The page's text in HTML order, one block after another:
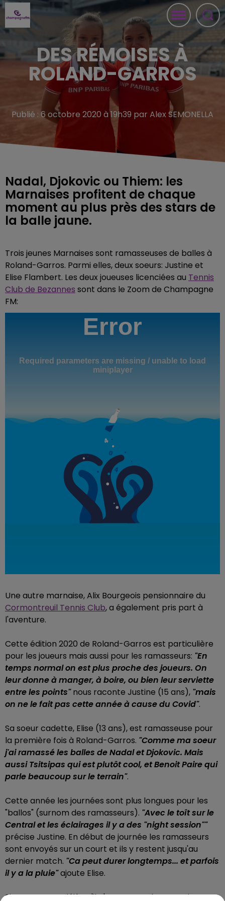
DES RÉMOISES À
ROLAND-GARROS
Publié : 6 octobre 2020 à 19h39 par Alex SEMONELLA
Nadal, Djokovic ou Thiem: les
Marnaises profitent de chaque
moment au plus près des stars de
la balle jaune.
Trois jeunes Marnaises sont ramasseuses de balles à
Roland-Garros. Parmi elles, deux soeurs: Justine et
Elise Flambert. Les deux joueuses licenciées au Tennis
Club de Bezannes sont dans le Zoom de Champagne
FM:
Une autre marnaise, Alix Bourgeois pensionnaire du
Cormontreuil Tennis Club, a également pris part à
l'aventure.
Cette édition 2020 de Roland-Garros est particulière
pour les joueurs mais aussi pour les ramasseurs: "En
temps normal on est plus proche des joueurs. On
leur donne à manger, à boire, ou bien leur serviette
entre les points"nous raconte Justine (15 ans), "mais
on ne le fait pas cette année à cause du Covid".
Sa soeur cadette, Elise (13 ans), est ramasseuse pour
la première fois à Roland-Garros. "Comme ma soeur
j'ai ramassé les balles de Nadal et Djokovic. Mais
aussi Tsitsipas qui est plutôt cool, et Benoit Paire qui
parle beaucoup sur le terrain".
Cette année les journées sont plus longues pour les
"ballos" (surnom des ramasseurs). "Avec le toît sur le
Central et les éclairages il y a des "night session""
précise Justine. En début de journée les ramasseurs
sont envoyés sur un court et ils y restent jusqu'au
dernier match. "Ca peut durer longtemps... et parfois
il y a la pluie"ajoute Elise.
Si nous savons déjà qu'il n'y aura pas de Français en